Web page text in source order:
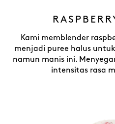
Kami memblender
menjadi puree halus
namun manis ini.
intensitas rasa